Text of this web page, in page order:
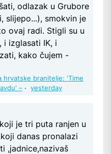
odlazak u Grubore
slijepo...), smokvin je
ovaj radi. Stigli su u
i izglasati IK, i
kako čujem -
hrvatske branitelje: 'Time
– · yesterday
je tri puta ranjen u
danas pronalazi
,jadnice,nazivaš